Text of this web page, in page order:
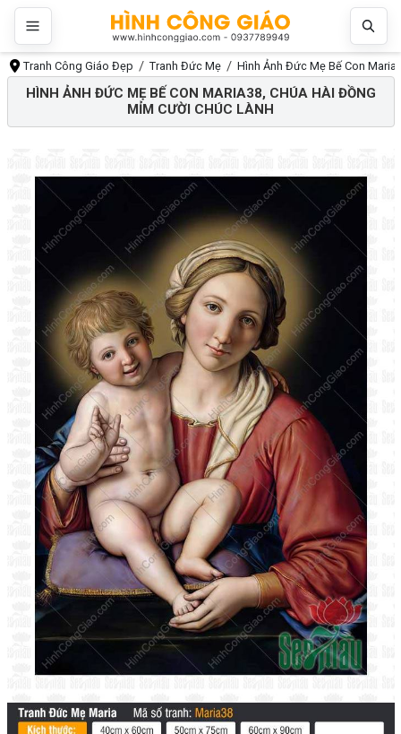
Tranh Công Giáo Đẹp Tranh Đức Mẹ Hình Ảnh Đức Mẹ Bế Con
HÌNH ẢNH ĐỨC MẸ BẾ CON MARIA38, CHÚA HÀI ĐỒNG
MỈM CƯỜI CHÚC LÀNH